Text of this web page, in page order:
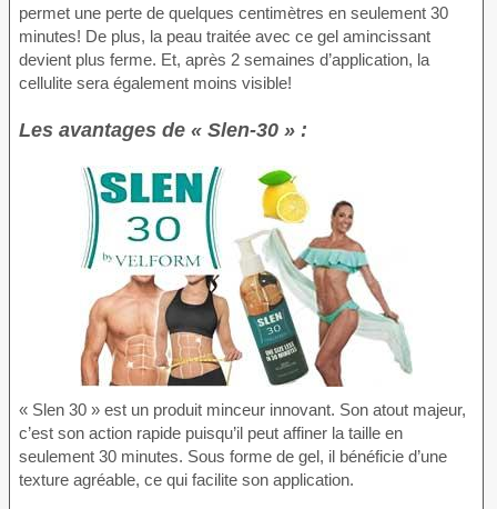
permet une perte de quelques centimètres en seulement 30
minutes! De plus, la peau traitée avec ce gel amincissant
devient plus ferme. Et, après 2 semaines d’application, la
cellulite sera également moins visible!
Les avantages de « Slen-30 » :
« Slen 30 » est un produit minceur innovant. Son atout majeur,
c’est son action rapide puisqu’il peut affiner la taille en
seulement 30 minutes. Sous forme de gel, il bénéficie d’une
texture agréable, ce qui facilite son application.